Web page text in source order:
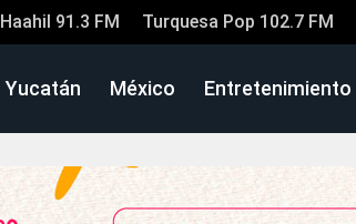
Haahil 91.3 FM Turquesa Pop 102.7 FM
Yucatán México Entretenimiento